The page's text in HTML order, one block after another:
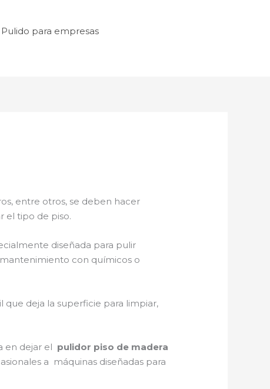
Pulido para empresas
entre otros, se deben hacer
el tipo de piso.
diseñada para pulir
con químicos o
que deja la superficie para limpiar,
en dejar el pulidor piso de madera
a máquinas diseñadas para